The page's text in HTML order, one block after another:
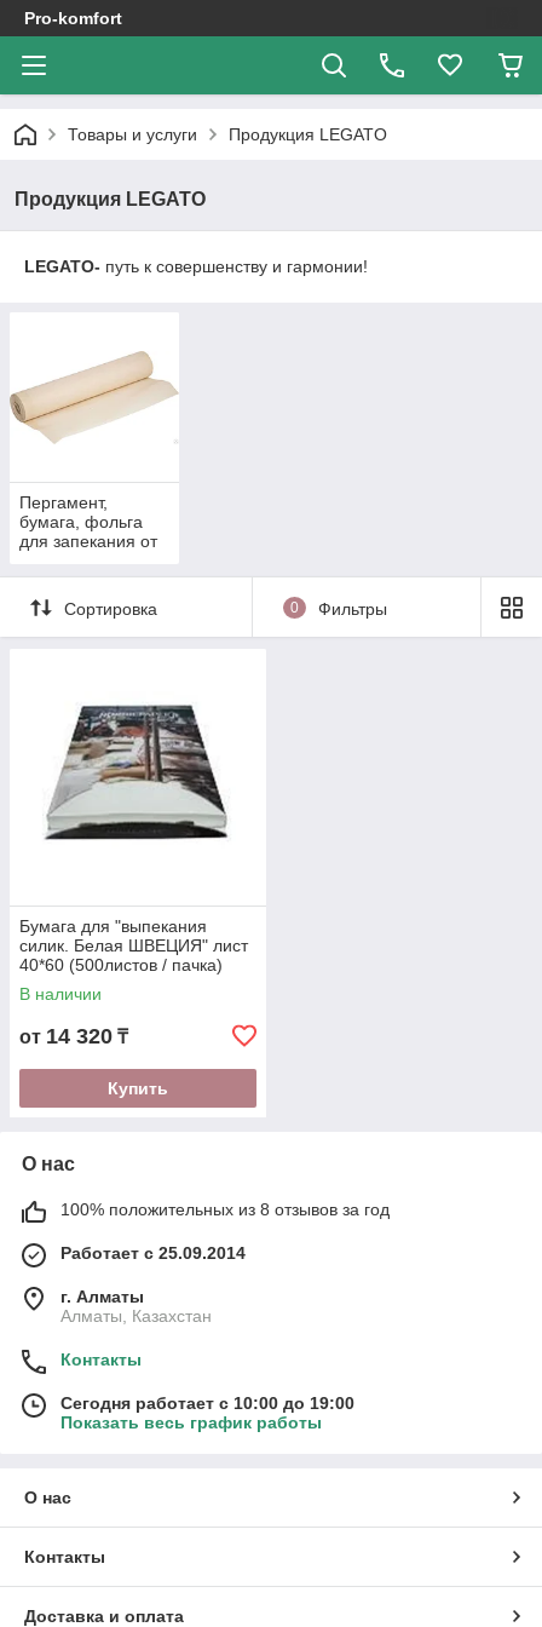
Pro-komfort
Товары и услуги Продукция LEGATO
Продукция LEGATO
LEGATO- путь к совершенству и гармонии!
Пергамент,
бумага, фольга
для запекания от
Сортировка 0 Фильтры
Бумага для "выпекания
силик. Белая ШВЕЦИЯ" лист
40*60 (500листов / пачка)
(12673)
В наличии
от 14 320 ₸
Купить
О нас
100% положительных из 8 отзывов за год
Работает с 25.09.2014
г. Алматы
Алматы, Казахстан
Контакты
Сегодня работает с 10:00 до 19:00
Показать весь график работы
О нас
Контакты
Доставка и оплата